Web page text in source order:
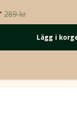
289 kr
Lägg i